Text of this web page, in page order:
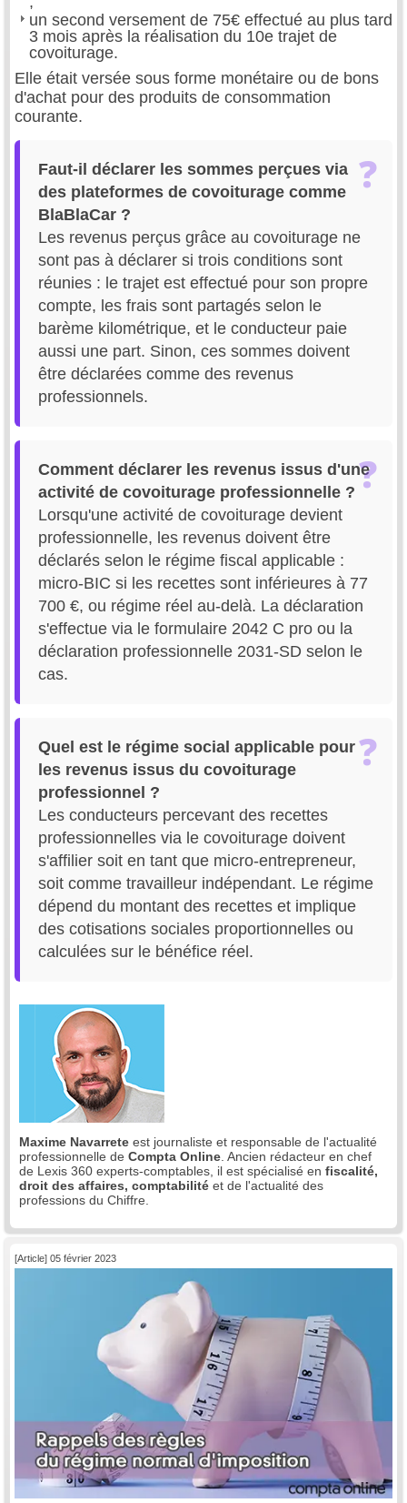
un second versement de 75€ effectué au plus tard
3 mois après la réalisation du 10e trajet de
covoiturage.
Elle était versée sous forme monétaire ou de bons
d'achat pour des produits de consommation
courante.
Faut-il déclarer les sommes perçues via
des plateformes de covoiturage comme
BlaBlaCar ?
Les revenus perçus grâce au covoiturage ne
sont pas à déclarer si trois conditions sont
réunies : le trajet est effectué pour son propre
compte, les frais sont partagés selon le
barème kilométrique, et le conducteur paie
aussi une part. Sinon, ces sommes doivent
être déclarées comme des revenus
professionnels.
Comment déclarer les revenus issus d'une
activité de covoiturage professionnelle ?
Lorsqu'une activité de covoiturage devient
professionnelle, les revenus doivent être
déclarés selon le régime fiscal applicable :
micro-BIC si les recettes sont inférieures à 77
700 €, ou régime réel au-delà. La déclaration
s'effectue via le formulaire 2042 C pro ou la
déclaration professionnelle 2031-SD selon le
cas.
Quel est le régime social applicable pour
les revenus issus du covoiturage
professionnel ?
Les conducteurs percevant des recettes
professionnelles via le covoiturage doivent
s'affilier soit en tant que micro-entrepreneur,
soit comme travailleur indépendant. Le régime
dépend du montant des recettes et implique
des cotisations sociales proportionnelles ou
calculées sur le bénéfice réel.
Maxime Navarrete est journaliste et responsable de l'actualité
professionnelle de Compta Online . Ancien rédacteur en chef
de Lexis 360 experts-comptables, il est spécialisé en fiscalité,
droit des affaires, comptabilité et de l'actualité des
professions du Chiffre.
[Article] 05 février 2023